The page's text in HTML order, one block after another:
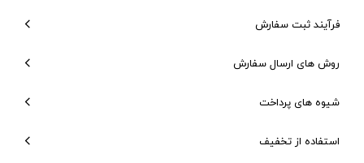
فرآیند ثبت سفارش
روش های ارسال سفارش
شیوه های پرداخت
استفاده از تخفیف